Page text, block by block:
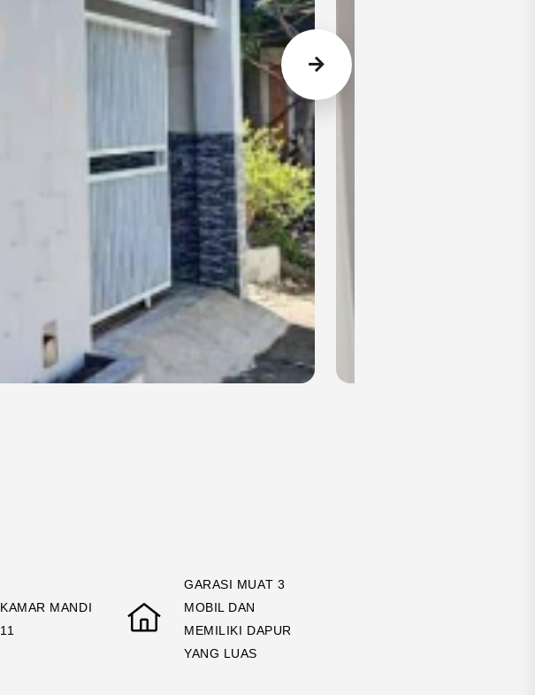
KAMAR MANDI
11
GARASI MUAT 3
MOBIL DAN
MEMILIKI DAPUR
YANG LUAS